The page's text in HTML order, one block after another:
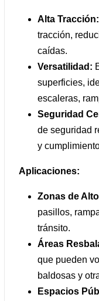
Alta Tracción:
tracción,
caídas.
Versatilidad:
superficies,
escaleras,
Seguridad
de seguridad
y
Aplicaciones:
Zonas de
pasillos,
tránsito.
Áreas
que pueden
baldosas y
Espacios